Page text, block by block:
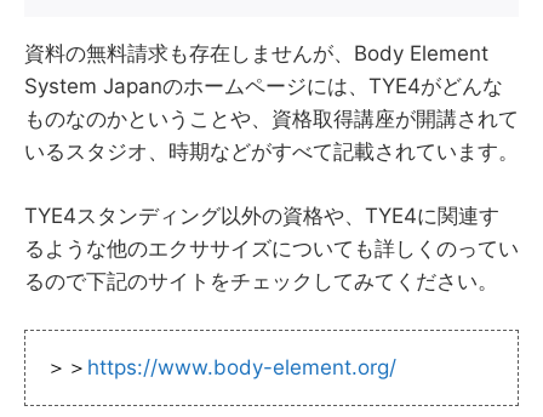
資料の無料請求も存在しませんが、Body Element
System Japanのホームページには、TYE4がどんな
ものなのかということや、資格取得講座が開講されて
いるスタジオ、時期などがすべて記載されています。
TYE4スタンディング以外の資格や、TYE4に関連す
るような他のエクササイズについても詳しくのってい
るので下記のサイトをチェックしてみてください。
＞＞ https://www.body-element.org/